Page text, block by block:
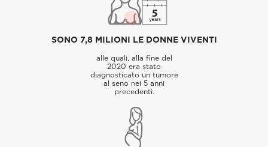
SONO 7,8 MILIONI LE DONNE VIVENTI
alle quali, alla fine del
2020 era stato
diagnosticato un tumore
al seno nei 5 anni
precedenti.